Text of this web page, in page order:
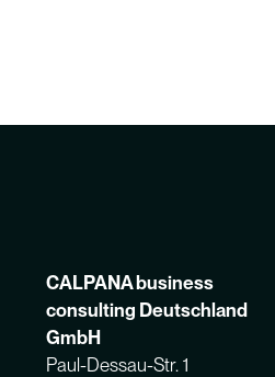
CALPANA business
consulting Deutschland
GmbH
Paul-Dessau-Str. 1